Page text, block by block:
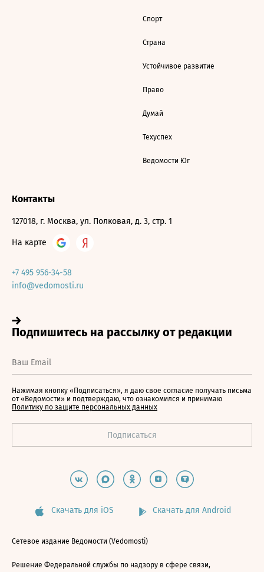
Спорт
Страна
Устойчивое развитие
Право
Думай
Техуспех
Ведомости Юг
Контакты
127018, г. Москва, ул. Полковая, д. 3, стр. 1
На карте
+7 495 956-34-58
info@vedomosti.ru
Нажимая кнопку «Подписаться», я даю свое согласие получать письма
от «Ведомости» и подтверждаю, что ознакомился и принимаю
Политику по защите персональных данных
Скачать для iOS Скачать для Android
Сетевое издание Ведомости (Vedomosti)
Решение Федеральной службы по надзору в сфере связи,